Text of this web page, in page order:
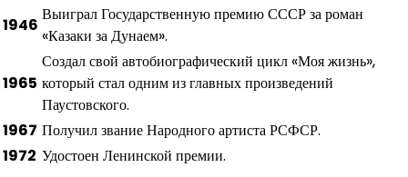
1946
Выиграл Государственную премию СССР за роман
«Казаки за Дунаем».
1965
Создал свой автобиографический цикл «Моя жизнь»,
который стал одним из главных произведений
Паустовского.
1967 Получил звание Народного артиста РСФСР.
1972 Удостоен Ленинской премии.